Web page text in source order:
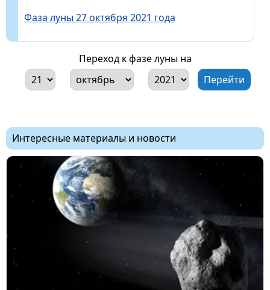
Фаза луны 27 октября 2021 года
Переход к фазе луны на
Интересные материалы и новости